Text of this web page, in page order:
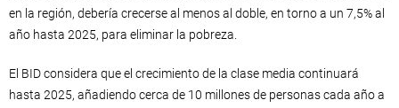
en la región, debería crecerse al menos al doble, en torno a un 7,5% al
año hasta 2025, para eliminar la pobreza.
El BID considera que el crecimiento de la clase media continuará
hasta 2025, añadiendo cerca de 10 millones de personas cada año a